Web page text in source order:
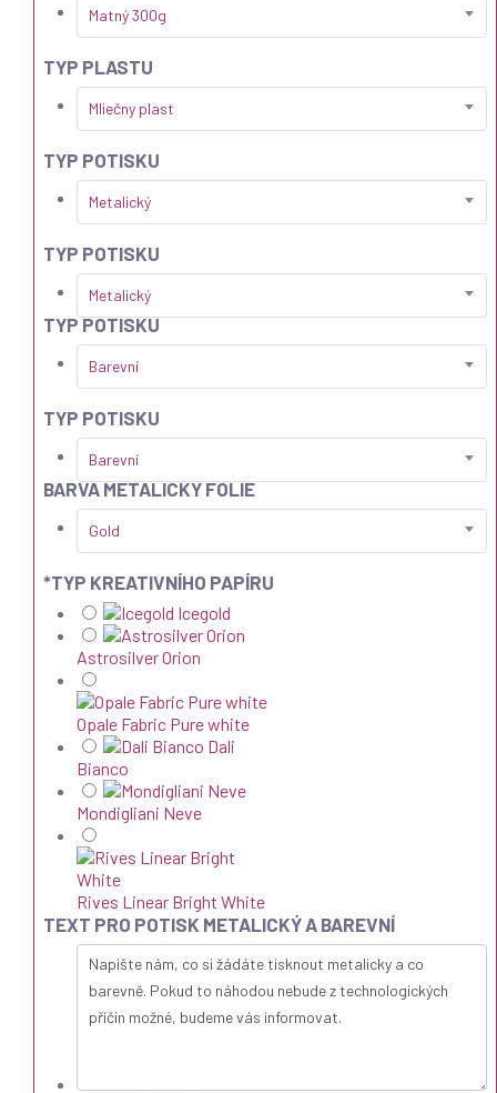
Matný 300g
TYP PLASTU
Mliečny plast
TYP POTISKU
Metalický
TYP POTISKU
Metalický
TYP POTISKU
Barevní
TYP POTISKU
Barevní
BARVA METALICKÝ FOLIE
Gold
*TYP KREATIVNÍHO PAPÍRU
Icegold
Astrosilver Orion
Opale Fabric Pure white
Dali
Bianco
Mondigliani Neve
Rives Linear Bright White
TEXT PRO POTISK METALICKÝ A BAREVNÍ